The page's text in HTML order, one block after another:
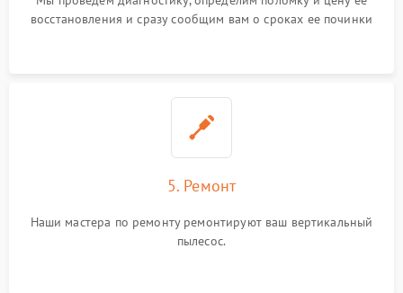
восстановления и сразу сообщим вам о сроках ее починки
5. Ремонт
Наши мастера по ремонту ремонтируют ваш вертикальный
пылесос.